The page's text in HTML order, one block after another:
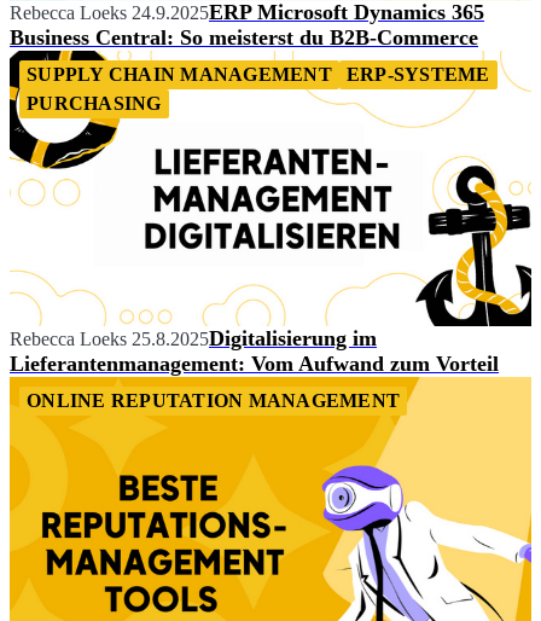
Rebecca Loeks 24.9.2025ERP Microsoft Dynamics 365
Business Central: So meisterst du B2B-Commerce
SUPPLY CHAIN MANAGEMENT
ERP-SYSTEME
PURCHASING
Rebecca Loeks 25.8.2025Digitalisierung im
Lieferantenmanagement: Vom Aufwand zum Vorteil
ONLINE REPUTATION MANAGEMENT